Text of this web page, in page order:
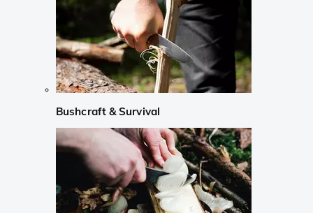
Bushcraft & Survival